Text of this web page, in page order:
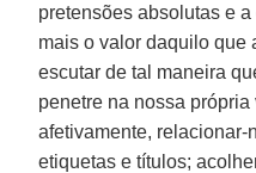
pretensões absolutas e
mais o valor daquilo que
escutar de tal maneira
penetre na nossa
afetivamente, relacionar-
etiquetas e títulos;